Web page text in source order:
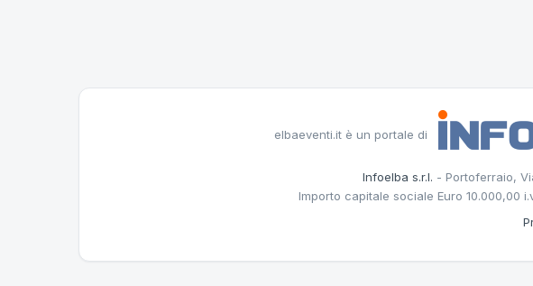
elbaeventi.it è un portale di
Infoelba s.r.l. - Portoferraio,
Importo capitale sociale Euro 10.000,00